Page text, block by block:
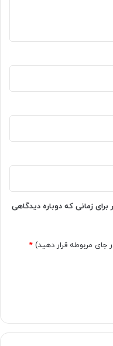
زمانی که دوباره دیدگاهی
مربوطه قرار دهید) *